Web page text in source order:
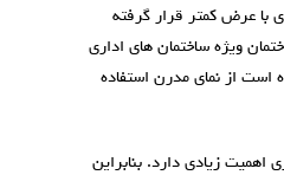
با عرض کمتر قرار گرفته
ویژه ساختمان های اداری
است از نمای مدرن استفاده
اهمیت زیادی دارد. بنابراین